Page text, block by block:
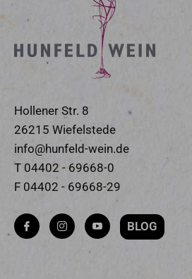
Hollener Str. 8
26215 Wiefelstede
info@hunfeld-wein.de
T 04402 - 69668-0
F 04402 - 69668-29
Fb Ins You
BLOG